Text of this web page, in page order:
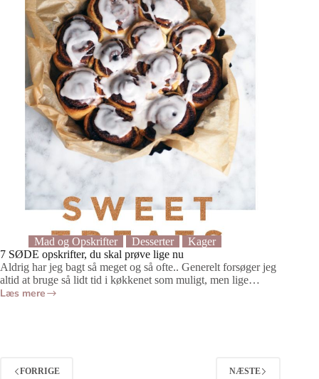
Mad og Opskrifter Desserter
Kager
7 SØDE opskrifter, du skal prøve lige nu
Aldrig har jeg bagt så meget og så ofte.. Generelt forsøger jeg
altid at bruge så lidt tid i køkkenet som muligt, men lige…
Læs mere
7
prøveFORRIGE NÆSTE